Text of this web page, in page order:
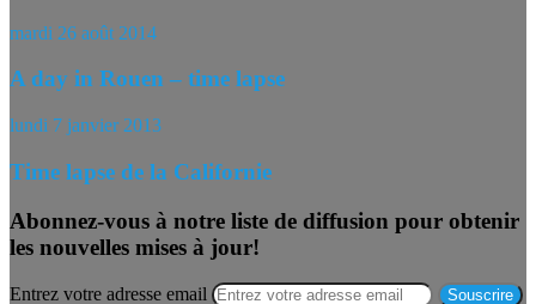
mardi 26 août 2014
A day in Rouen – time lapse
lundi 7 janvier 2013
Time lapse de la Californie
Abonnez-vous à notre liste de diffusion pour obtenir
les nouvelles mises à jour!
Entrez votre adresse email